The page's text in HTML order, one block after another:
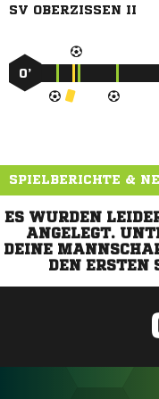
SV OBERZISSEN II
0’
SPIELBERICHTE &
ES WURDEN
ANGELEGT.
DEINE
DEN ERSTEN